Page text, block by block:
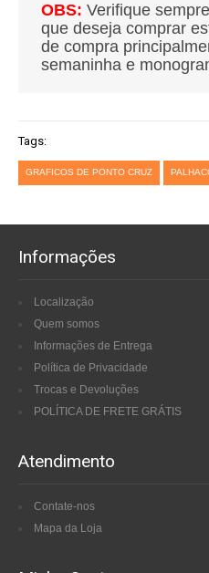
OBS: Verifique
que deseja comprar
de compra
semaninha e
Tags:
GRAFICOS DE PONTO CRUZ
Informações
Localização
Quem somos
Informações de Entrega
Política de Privacidade
Trocas e Devoluções
POLÍTICA DE FRETE GRÁTIS
Atendimento
Contate-nos
Mapa da Loja